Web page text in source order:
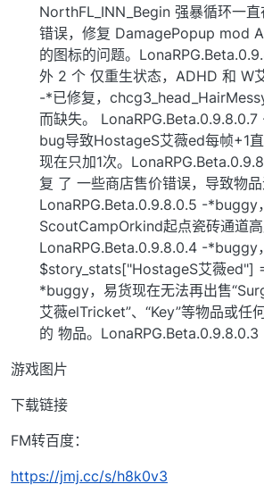
NorthFL_INN_Begin 强暴循环一直
错误，修复 DamagePopup mod
的图标的问题。
外 2 个 仅重生状态，ADHD 和 W
-*已修复，
而缺失。
bug导致HostageS艾薇ed每帧+1直
现在只加1次。
复 了 一些商店售价错误，导致物品
LonaRPG.Beta.0.9.8.0.5 -*buggy，
ScoutCampOrkind起点瓷砖通道高
LonaRPG.Beta.0.9.8.0.4 -*buggy
$story_stats["HostageS艾薇ed"]
*buggy，易货现在无法再出售
艾薇elTricket”、“Key”等物品或任
的 物品。LonaRPG.Beta.0.9.8.0.3
游戏图片
下载链接
FM转百度：
https://jmj.cc/s/h8k0v3